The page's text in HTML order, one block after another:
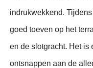
indrukwekkend.
goed toeven op het
en de slotgracht. Het is
ontsnappen aan de